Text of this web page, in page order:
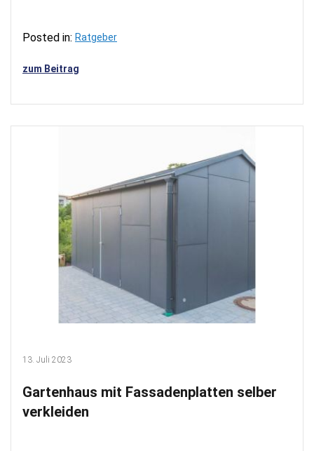
Posted in: Ratgeber
zum Beitrag
13. Juli 2023
Gartenhaus mit Fassadenplatten selber
verkleiden